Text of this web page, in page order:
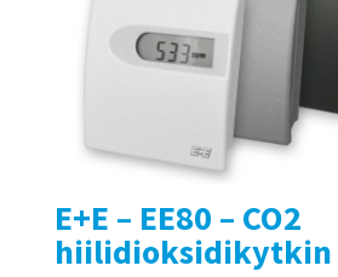
E+E – EE80 – CO2
hiilidioksidikytkin